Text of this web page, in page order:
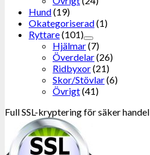
Hund(19)
Okategoriserad(1)
Ryttare(101)
Hjälmar(7)
Överdelar(26)
Ridbyxor(21)
Skor/Stövlar(6)
Övrigt(41)
Full SSL-kryptering för säker handel